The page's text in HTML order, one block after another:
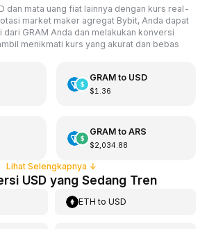
dan mata uang fiat lainnya dengan kurs real-
market maker agregat Bybit, Anda dapat
dari GRAM Anda dan melakukan konversi
menikmati kurs yang akurat dan bebas
GRAMto USD
$1.36
GRAMto ARS
$2,034.88
Lihat Selengkapnya ↓
USD yang Sedang Tren
ETH toUSD